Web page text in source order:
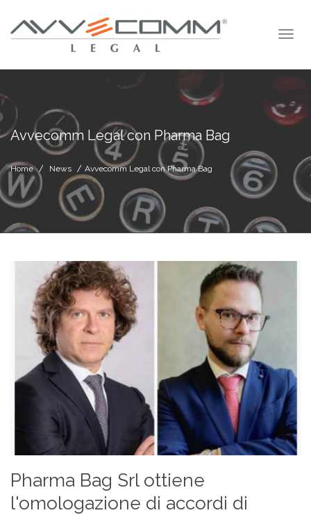
Avvecomm Legal con Pharma Bag
Home News Avvecomm Legal con Pharma Bag
Pharma Bag Srl ottiene
l'omologazione di accordi di